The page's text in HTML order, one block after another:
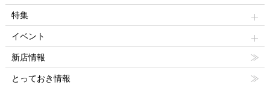
特集
イベント
新店情報
とっておき情報